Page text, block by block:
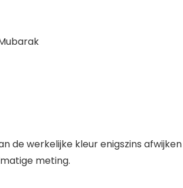
werkelijke kleur enigszins
meting.